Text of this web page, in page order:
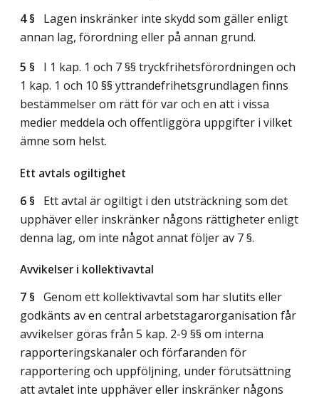
4 § Lagen inskränker inte skydd som gäller enligt
annan lag, förordning eller på annan grund.
5 § I 1 kap. 1 och 7 §§ tryckfrihetsförordningen och
1 kap. 1 och 10 §§ yttrandefrihetsgrundlagen finns
bestämmelser om rätt för var och en att i vissa
medier meddela och offentliggöra uppgifter i vilket
ämne som helst.
Ett avtals ogiltighet
6 § Ett avtal är ogiltigt i den utsträckning som det
upphäver eller inskränker någons rättigheter enligt
denna lag, om inte något annat följer av 7 §.
Avvikelser i kollektivavtal
7 § Genom ett kollektivavtal som har slutits eller
godkänts av en central arbetstagarorganisation får
avvikelser göras från 5 kap. 2-9 §§ om interna
rapporteringskanaler och förfaranden för
rapportering och uppföljning, under förutsättning
att avtalet inte upphäver eller inskränker någons